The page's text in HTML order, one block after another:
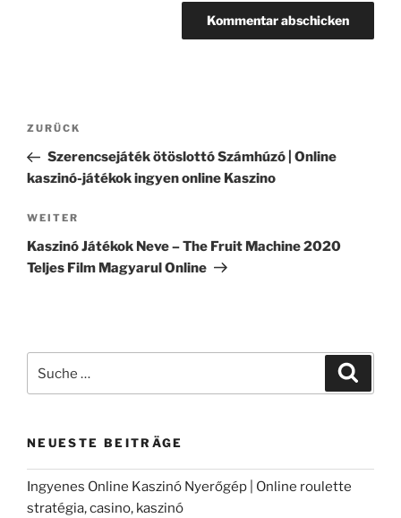
Beitragsnavigation
Vorheriger
Beitrag
ZURÜCK
Szerencsejáték ötöslottó Számhúzó | Online
kaszinó-játékok ingyen online Kaszino
Nächster
Beitrag
WEITER
Kaszinó Játékok Neve – The Fruit Machine 2020
Teljes Film Magyarul Online
nach:
NEUESTE BEITRÄGE
Ingyenes Online Kaszinó Nyerőgép | Online roulette
stratégia, casino, kaszinó